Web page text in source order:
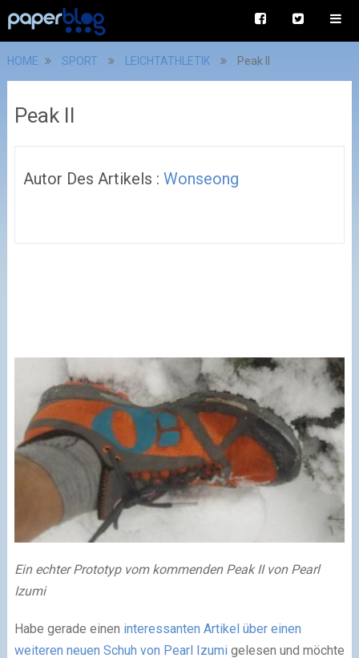
HOME SPORT LEICHTATHLETIK Peak II
Peak II
Autor Des Artikels : Wonseong
Ein echter Prototyp vom kommenden Peak II von Pearl
Izumi
Habe gerade einen interessanten Artikel über einen
weiteren neuen Schuh von Pearl Izumigelesen und möchte